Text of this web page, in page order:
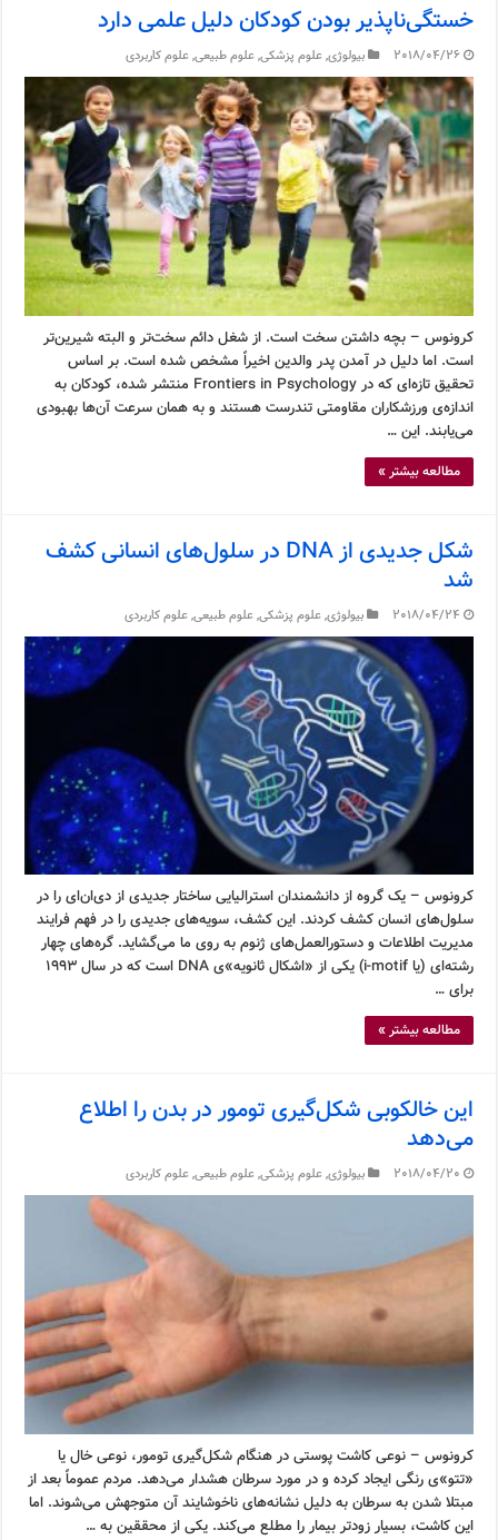
خستگی‌ناپذیر بودن کودکان دلیل علمی دارد
2018/04/26 بیولوژی,علوم پزشکی,علوم طبیعی,علوم کاربردی
کرونوس – بچه داشتن سخت است. از شغل دائم سخت‌تر و البته شیرین‌تر
است. اما دلیل در آمدن پدر والدین اخیراً مشخص شده است. بر اساس
تحقیق تازه‌ای که در Frontiers in Psychology منتشر شده، کودکان به
اندازه‌ی ورزشکاران مقاومتی تندرست هستند و به همان سرعت آن‌ها بهبودی
می‌یابند. این …
مطالعه بیشتر »
شکل جدیدی از DNA در سلول‌های انسانی کشف
شد
2018/04/24 بیولوژی,علوم پزشکی,علوم طبیعی,علوم کاربردی
کرونوس – یک گروه از دانشمندان استرالیایی ساختار جدیدی از دی‌ان‌ای را در
سلول‌های انسان کشف کردند. این کشف، سویه‌های جدیدی را در فهم فرایند
مدیریت اطلاعات و دستورالعمل‌های ژنوم به روی ما می‌گشاید. گره‌های چهار
رشته‌ای (یا i-motif) یکی از «اشکال ثانویه»ی DNA است که در سال ۱۹۹۳
برای …
مطالعه بیشتر »
این خالکوبی شکل‌گیری تومور در بدن را اطلاع
می‌دهد
2018/04/20 بیولوژی,علوم پزشکی,علوم طبیعی,علوم کاربردی
کرونوس – نوعی کاشت پوستی در هنگام شکل‌گیری تومور، نوعی خال یا
«تتو»ی رنگی ایجاد کرده و در مورد سرطان هشدار می‌دهد. مردم عموماً بعد از
مبتلا شدن به سرطان به دلیل نشانه‌های ناخوشایند آن متوجهش می‌شوند. اما
این کاشت، بسیار زودتر بیمار را مطلع می‌کند. یکی از محققین به …